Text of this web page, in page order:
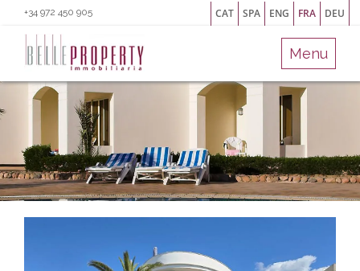
CAT SPA ENG FRA DEU
+34 972 450 905
Menu